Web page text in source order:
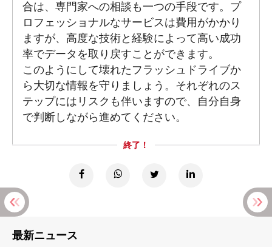
合は、専門家への相談も一つの手段です。プ
ロフェッショナルなサービスは費用がかかり
ますが、高度な技術と経験によって高い成功
率でデータを取り戻すことができます。
このようにして壊れたフラッシュドライブか
ら大切な情報を守りましょう。それぞれのス
テップにはリスクも伴いますので、自分自身
で判断しながら進めてください。
終了！
最新ニュース